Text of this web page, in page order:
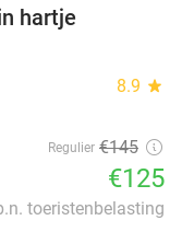
hartje
8.9 star
Regulier €145
€125
toeristenbelasting